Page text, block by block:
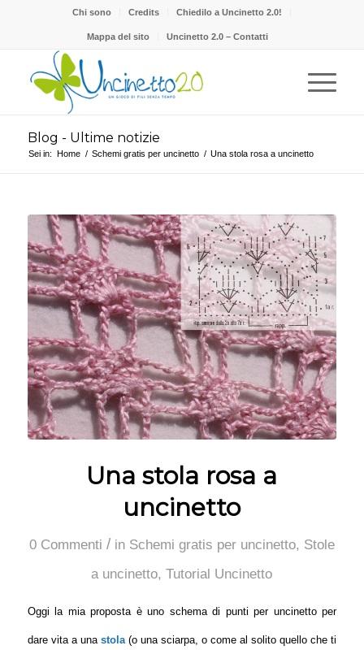
Chi sono Credits Chiedilo a Uncinetto 2.0!
Mappa del sito Uncinetto 2.0 – Contatti
Blog - Ultime notizie
Sei in: Home / Schemi gratis per uncinetto / Una stola rosa a uncinetto
Una stola rosa a
uncinetto
0 Commenti / in Schemi gratis per uncinetto, Stole
a uncinetto,Tutorial Uncinetto
Oggi la mia proposta è uno schema di punti per uncinetto per
dare vita a unastola(o una sciarpa, o come al solito quello che ti